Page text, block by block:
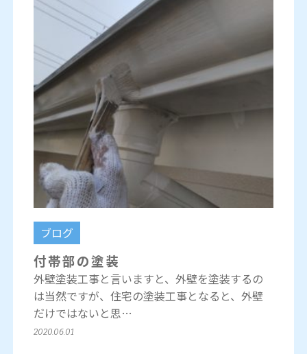
ブログ
付帯部の塗装
外壁塗装工事と言いますと、外壁を塗装するの
は当然ですが、住宅の塗装工事となると、外壁
だけではないと思…
2020.06.01